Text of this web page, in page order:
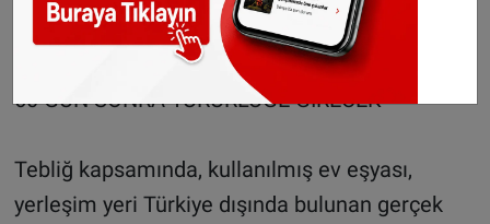
edilmeyecek.
60 GÜN SONRA YÜRÜRLÜĞE GİRECEK
Tebliğ kapsamında, kullanılmış ev eşyası,
yerleşim yeri Türkiye dışında bulunan gerçek